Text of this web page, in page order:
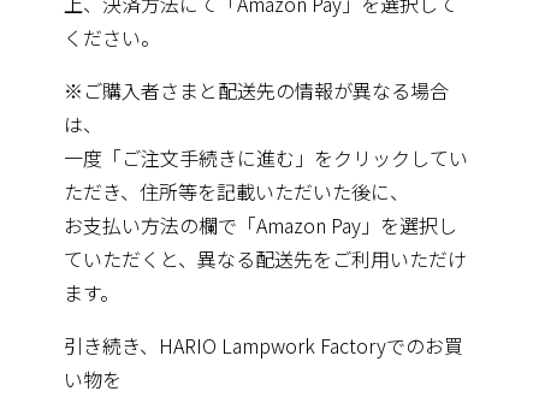
ください。
※ご購入者さまと配送先の情報が異なる場合
は、
一度「ご注文手続きに進む」をクリックしてい
ただき、住所等を記載いただいた後に、
お支払い方法の欄で「Amazon Pay」を選択し
ていただくと、異なる配送先をご利用いただけ
ます。
引き続き、HARIO Lampwork Factoryでのお買
い物を